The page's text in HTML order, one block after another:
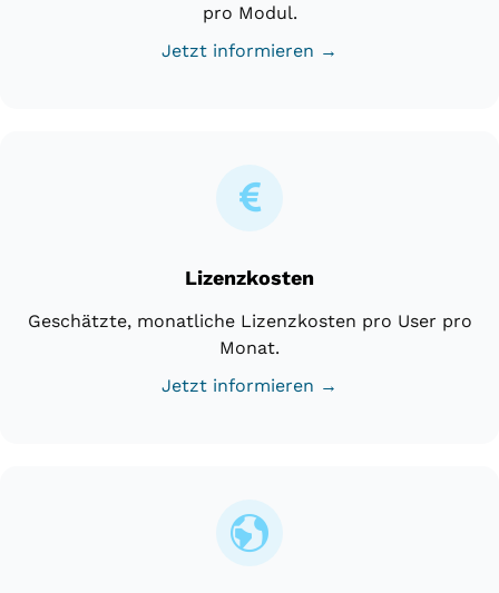
pro Modul.
Jetzt informieren →
Lizenzkosten
Geschätzte, monatliche Lizenzkosten pro User pro
Monat.
Jetzt informieren →